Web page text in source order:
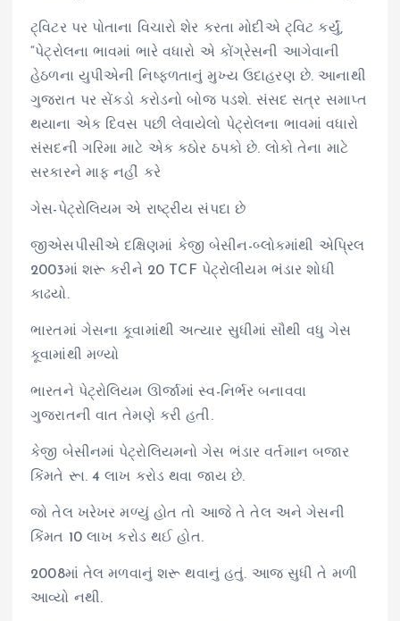
ટ્વિટર પર પોતાના વિચારો શેર કરતા મોદીએ ટ્વિટ કર્યું,
“પેટ્રોલના ભાવમાં ભારે વધારો એ કોંગ્રેસની આગેવાની
હેઠળના યુપીએની નિષ્ફળતાનું મુખ્ય ઉદાહરણ છે. આનાથી
ગુજરાત પર સેંકડો કરોડનો બોજ પડશે. સંસદ સત્ર સમાપ્ત
થયાના એક દિવસ પછી લેવાયેલો પેટ્રોલના ભાવમાં વધારો
સંસદની ગરિમા માટે એક કઠોર ઠપકો છે. લોકો તેના માટે
સરકારને માફ નહીં કરે
ગેસ-પેટ્રોલિયમ એ રાષ્ટ્રીય સંપદા છે
જીએસપીસીએ દક્ષિણમાં કેજી બેસીન-બ્લોકમાંથી એપ્રિલ
2003માં શરૂ કરીને 20 TCF પેટ્રોલીયમ ભંડાર શોધી
કાઢયો.
ભારતમાં ગેસના કૂવામાંથી અત્યાર સુધીમાં સૌથી વધુ ગેસ
કૂવામાંથી મળ્યો
ભારતને પેટ્રોલિયમ ઊર્જામાં સ્વ-નિર્ભર બનાવવા
ગુજરાતની વાત તેમણે કરી હતી.
કેજી બેસીનમાં પેટ્રોલિયમનો ગેસ ભંડાર વર્તમાન બજાર
કિંમતે રૂા. 4 લાખ કરોડ થવા જાય છે.
જો તેલ ખરેખર મળ્યું હોત તો આજે તે તેલ અને ગેસની
કિંમત 10 લાખ કરોડ થઈ હોત.
2008માં તેલ મળવાનું શરૂ થવાનું હતું. આજ સુધી તે મળી
આવ્યો નથી.